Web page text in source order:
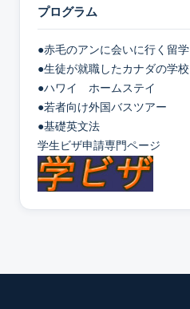
プログラム
●赤毛のアンに会いに行く留学
●生徒が就職したカナダの学校
●ハワイ ホームステイ
●若者向け外国バスツアー
●基礎英文法
学生ビザ申請専門ページ